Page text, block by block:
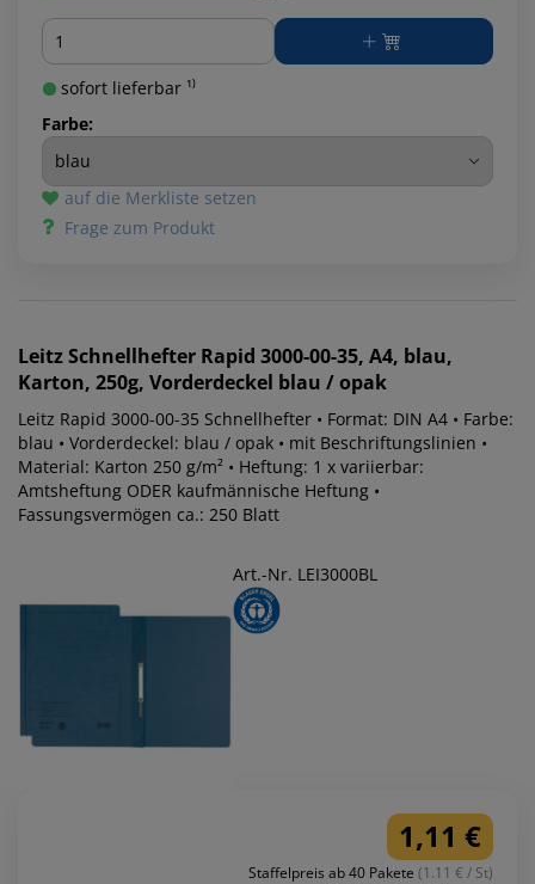
Menge
sofort lieferbar ¹⁾
Farbe:
auf die Merkliste setzen
Frage zum Produkt
LeitzSchnellhefter Rapid 3000-00-35, A4, blau,
Karton, 250g, Vorderdeckel blau / opak
Leitz Rapid 3000-00-35 Schnellhefter • Format: DIN A4 • Farbe:
blau • Vorderdeckel: blau / opak • mit Beschriftungslinien •
Material: Karton 250 g/m² • Heftung: 1 x variierbar:
Amtsheftung ODER kaufmännische Heftung •
Fassungsvermögen ca.: 250 Blatt
Art.-Nr. LEI3000BL
1,11 €
Staffelpreis ab 40 Pakete (1.11 € / St)